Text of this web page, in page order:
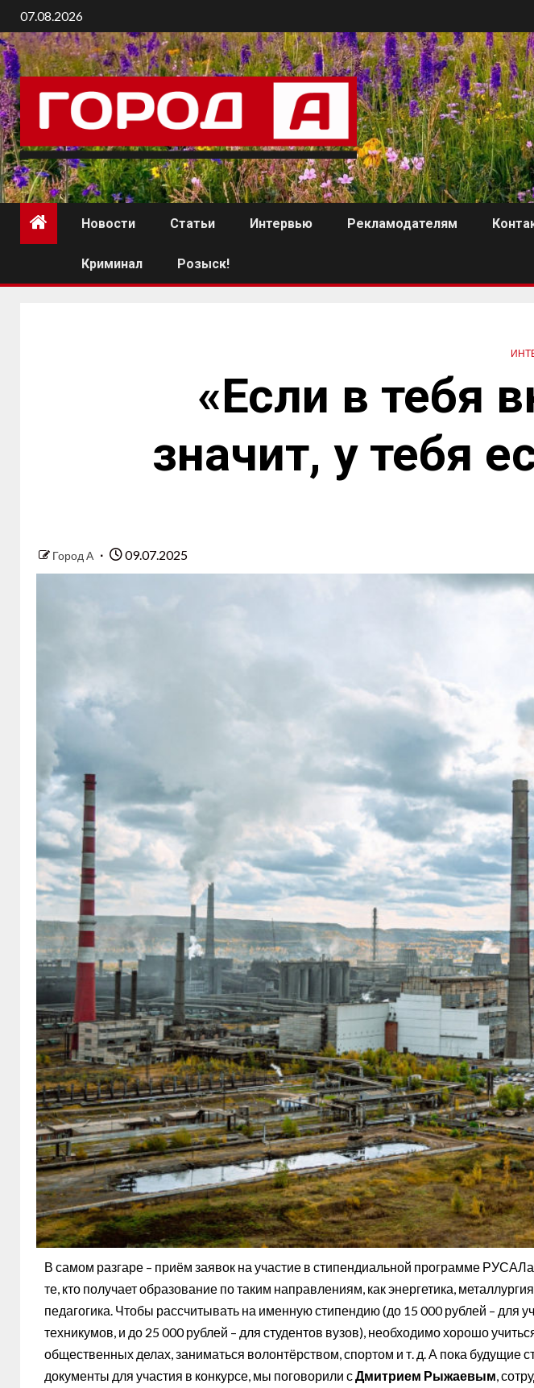
07.08.2026
Новости Статьи Интервью Рекламодателям
Криминал Розыск!
«Если в тебя
значит, у тебя
Город А 09.07.2025
В самом разгаре – приём заявок на участие в стипендиальной программе
те, кто получает образование по таким направлениям, как энергетика,
педагогика. Чтобы рассчитывать на именную стипендию (до 15 000 рублей – для
техникумов, и до 25 000 рублей – для студентов вузов), необходимо хорошо
общественных делах, заниматься волонтёрством, спортом и т. д. А пока будущие
документы для участия в конкурсе, мы поговорили с Дмитрием Рыжаевым ,